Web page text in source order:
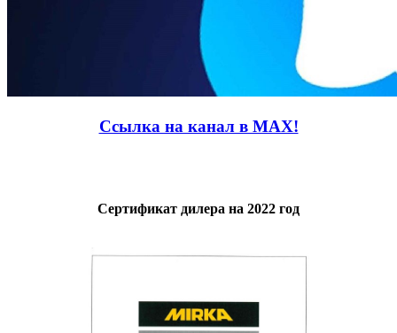
Ссылка на канал в MAX!
Сертификат дилера на 2022 год